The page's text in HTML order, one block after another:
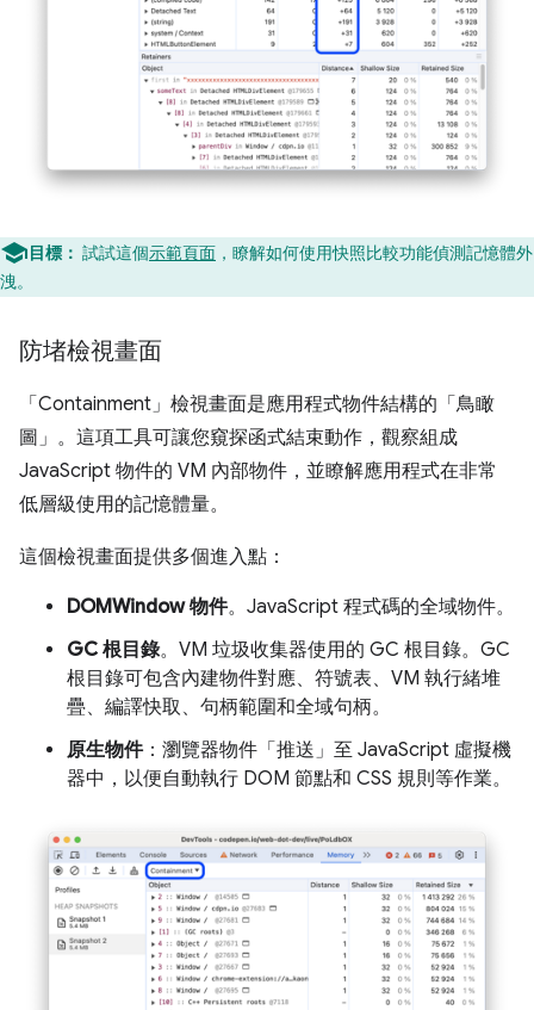
目標： 試試這個示範頁面 ，瞭解如何使用快照比較功能偵測記憶體外
洩。
防堵檢視畫面
「Containment」 檢視畫面是應用程式物件結構的「鳥瞰
圖」。這項工具可讓您窺探函式結束動作，觀察組成
JavaScript 物件的 VM 內部物件，並瞭解應用程式在非常
低層級使用的記憶體量。
這個檢視畫面提供多個進入點：
DOMWindow 物件。JavaScript 程式碼的全域物件。
GC 根目錄。VM 垃圾收集器使用的 GC 根目錄。GC
根目錄可包含內建物件對應、符號表、VM 執行緒堆
疊、編譯快取、句柄範圍和全域句柄。
原生物件：瀏覽器物件「推送」至 JavaScript 虛擬機
器中，以便自動執行 DOM 節點和 CSS 規則等作業。